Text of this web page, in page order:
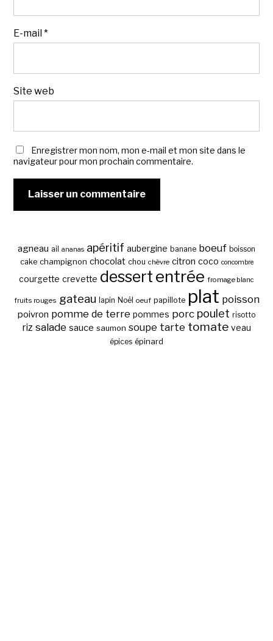
E-mail*
Site web
Enregistrer mon nom, mon e-mail et mon site dans le
navigateur pour mon prochain commentaire.
agneau ail ananas apéritif aubergine banane boeuf boisson
cake champignon chocolat chou chèvre citron coco concombre
courgette crevette dessert entrée fromage blanc
fruits rouges gateau lapin Noël oeuf papillote plat poisson
poivron pomme de terre pommes porc poulet risotto
riz salade sauce saumon soupe tarte tomate veau
épices épinard